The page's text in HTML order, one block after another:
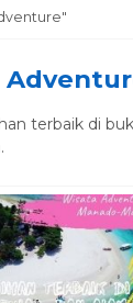
terbaik di